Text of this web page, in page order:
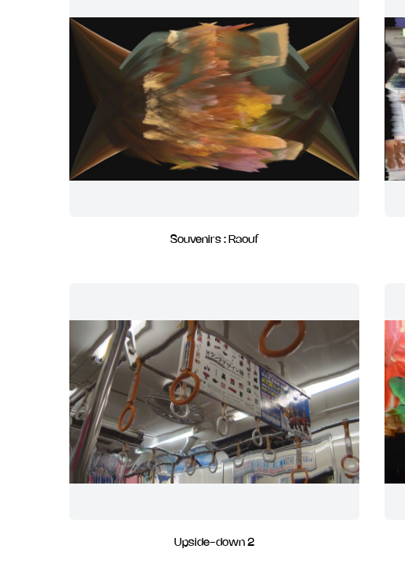
Souvenirs : Raouf
Upside-down 2